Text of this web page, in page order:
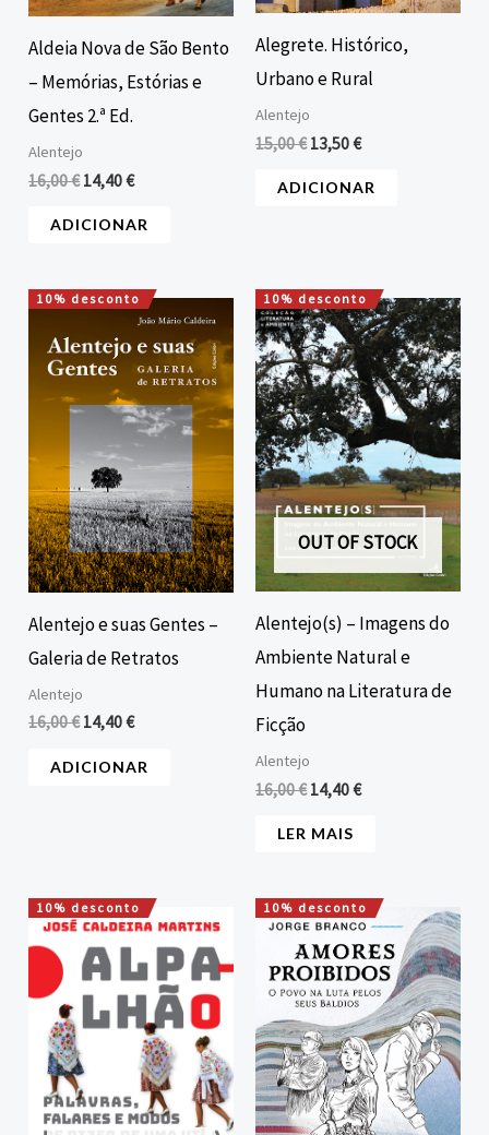
Aldeia Nova de São Bento
– Memórias, Estórias e
Gentes 2.ª Ed.
Alentejo
16,00€ 14,40€
ADICIONAR
Alegrete. Histórico,
Urbano e Rural
Alentejo
15,00€ 13,50€
ADICIONAR
10% desconto
Alentejo e suas Gentes –
Galeria de Retratos
Alentejo
16,00€
O
original
era:
16,00 €.
14,40€
O
preço
atual
é:
14,40 €.
ADICIONAR
10% desconto
OUT OF STOCK
Alentejo(s) – Imagens do
Ambiente Natural e
Humano na Literatura de
Ficção
Alentejo
16,00€
O
preço
original
era:
16,00 €.
14,40€
O
preço
atual
é:
14,40 €.
LER MAIS
10% desconto
O
preço
original
era:
16,00 €.
O
preço
atual
é:
14,40 €.
10% desconto
O
preço
original
era:
20,00 €.
O
preço
atual
é:
18,00 €.